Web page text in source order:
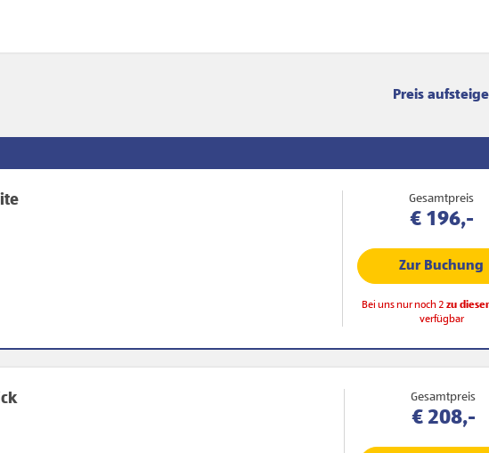
Sortierung
Gesamtpreis
€ 196,-
Zur Buchung
Bei uns nur noch 2 zu
verfügbar
Gesamtpreis
€ 208,-